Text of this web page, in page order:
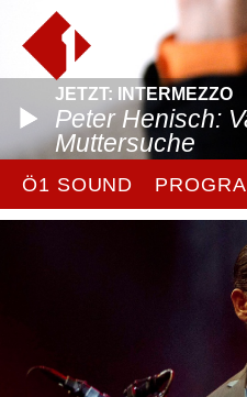
JETZT: INTERMEZZO
Peter Henisch:
Muttersuche
Ö1 SOUND